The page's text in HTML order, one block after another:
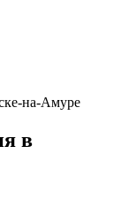
на-Амуре
в